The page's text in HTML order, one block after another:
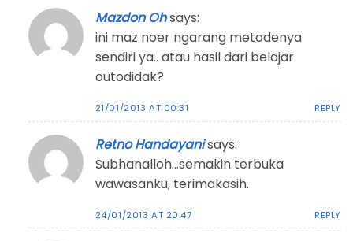
Mazdon Ohsays:
ini maz noer ngarang metodenya
sendiri ya.. atau hasil dari belajar
outodidak?
21/01/2013 AT 00:31 REPLY
Retno Handayanisays:
Subhanalloh…semakin terbuka
wawasanku, terimakasih.
24/01/2013 AT 20:47 REPLY